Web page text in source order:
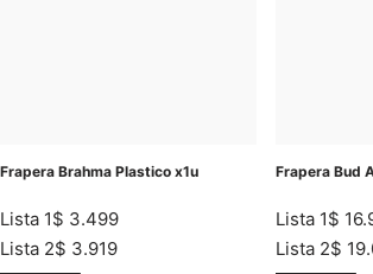
Frapera Brahma Plastico x1u
Lista 1$ 3.499
Lista 2$ 3.919
Frapera Bud
Lista 1$
Lista 2$